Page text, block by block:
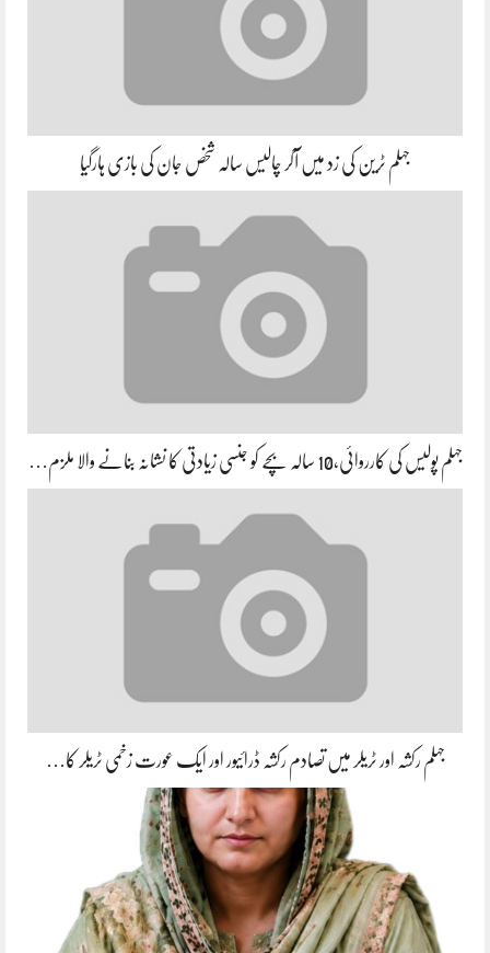
جہلم ٹرین کی زد میں آکر چالیس سالہ شخص جان کی بازی ہارگیا
جہلم پولیس کی کارروائی،10 سالہ بچے کو جنسی زیادتی کا نشانہ بنانے والا ملزم…
جہلم رکشہ اور ٹریلر میں تصادم رکشہ ڈرائیور اور ایک عورت زخمی ٹریلر کا…